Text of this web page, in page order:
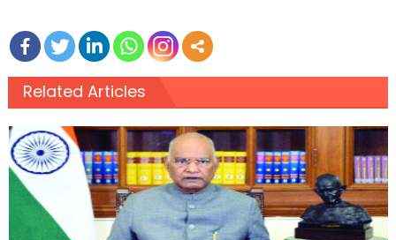
Related Articles